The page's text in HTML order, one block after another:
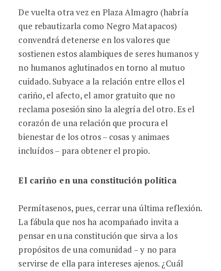
De vuelta otra vez en Plaza Almagro (habría
que rebautizarla como Negro Matapacos)
convendrá detenerse en los valores que
sostienen estos alambiques de seres humanos y
no humanos aglutinados en torno al mutuo
cuidado. Subyace a la relación entre ellos el
cariño, el afecto, el amor gratuito que no
reclama posesión sino la alegría del otro. Es el
corazón de una relación que procura el
bienestar de los otros – cosas y animaes
incluídos – para obtener el propio.
El cariño en una constitución política
Permítasenos, pues, cerrar una última reflexión.
La fábula que nos ha acompañado invita a
pensar en una constitución que sirva a los
propósitos de una comunidad – y no para
servirse de ella para intereses ajenos. ¿Cuál